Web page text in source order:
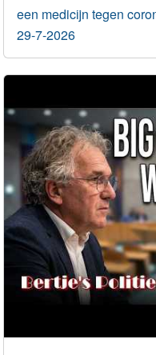
een medicijn tegen
29-7-2026